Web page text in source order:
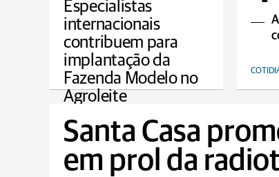
Especialistas
internacionais
contribuem para
implantação da
Fazenda Modelo no
Agroleite
Santa Casa
em prol da